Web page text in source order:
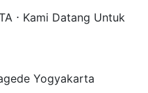
⋅ Kami Datang Untuk
Yogyakarta